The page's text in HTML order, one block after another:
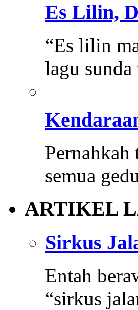
Es Lilin,
“Es lilin
lagu
Pernahkah
semua
ARTIKEL
Sirkus
Entah
“sirkus